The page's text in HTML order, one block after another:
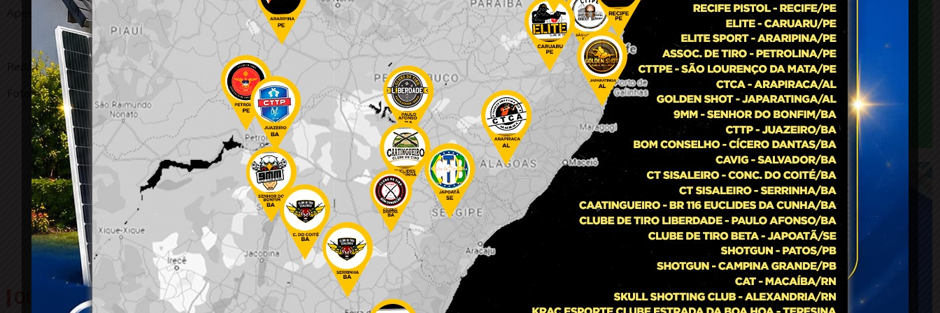
Apesar da recomendação dos policiais, a mulher informou que permaneceria no local.
Redação
Foto: Ilustração
OUTRAS NOTÍCIAS